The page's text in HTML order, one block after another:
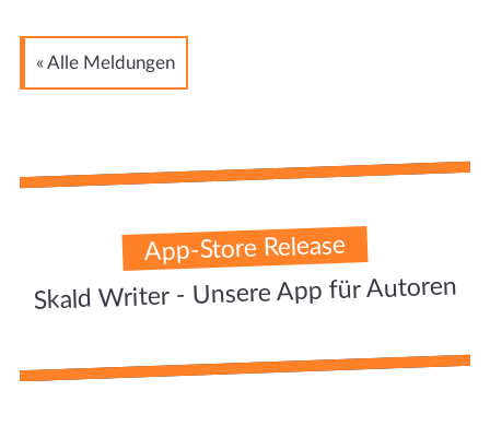
« Alle Meldungen
App-Store Release
Skald Writer - Unsere App für Autoren